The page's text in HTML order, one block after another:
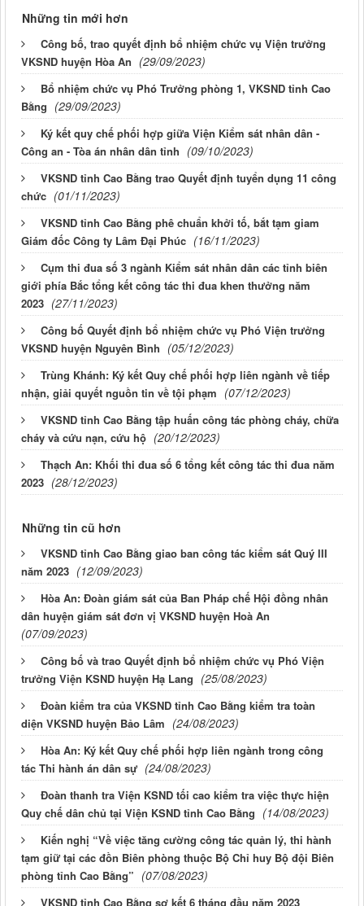
Những tin mới hơn
Công bố, trao quyết định bổ nhiệm chức vụ Viện trưởng
VKSND huyện Hòa An (29/09/2023)
Bổ nhiệm chức vụ Phó Trưởng phòng 1, VKSND tỉnh Cao
Bằng (29/09/2023)
Ký kết quy chế phối hợp giữa Viện Kiểm sát nhân dân -
Công an - Tòa án nhân dân tỉnh (09/10/2023)
VKSND tỉnh Cao Bằng trao Quyết định tuyển dụng 11 công
chức (01/11/2023)
VKSND tỉnh Cao Bằng phê chuẩn khởi tố, bắt tạm giam
Giám đốc Công ty Lâm Đại Phúc (16/11/2023)
Cụm thi đua số 3 ngành Kiểm sát nhân dân các tỉnh biên
giới phía Bắc tổng kết công tác thi đua khen thưởng năm
2023 (27/11/2023)
Công bố Quyết định bổ nhiệm chức vụ Phó Viện trưởng
VKSND huyện Nguyên Bình (05/12/2023)
Trùng Khánh: Ký kết Quy chế phối hợp liên ngành về tiếp
nhận, giải quyết nguồn tin về tội phạm (07/12/2023)
VKSND tỉnh Cao Bằng tập huấn công tác phòng cháy, chữa
cháy và cứu nạn, cứu hộ (20/12/2023)
Thạch An: Khối thi đua số 6 tổng kết công tác thi đua năm
2023 (28/12/2023)
Những tin cũ hơn
VKSND tỉnh Cao Bằng giao ban công tác kiểm sát Quý III
năm 2023 (12/09/2023)
Hòa An: Đoàn giám sát của Ban Pháp chế Hội đồng nhân
dân huyện giám sát đơn vị VKSND huyện Hoà An
(07/09/2023)
Công bố và trao Quyết định bổ nhiệm chức vụ Phó Viện
trưởng Viện KSND huyện Hạ Lang (25/08/2023)
Đoàn kiểm tra của VKSND tỉnh Cao Bằng kiểm tra toàn
diện VKSND huyện Bảo Lâm (24/08/2023)
Hòa An: Ký kết Quy chế phối hợp liên ngành trong công
tác Thi hành án dân sự (24/08/2023)
Đoàn thanh tra Viện KSND tối cao kiểm tra việc thực hiện
Quy chế dân chủ tại Viện KSND tỉnh Cao Bằng (14/08/2023)
Kiến nghị “Về việc tăng cường công tác quản lý, thi hành
tạm giữ tại các đồn Biên phòng thuộc Bộ Chỉ huy Bộ đội Biên
phòng tỉnh Cao Bằng” (07/08/2023)
VKSND tỉnh Cao Bằng sơ kết 6 tháng đầu năm 2023